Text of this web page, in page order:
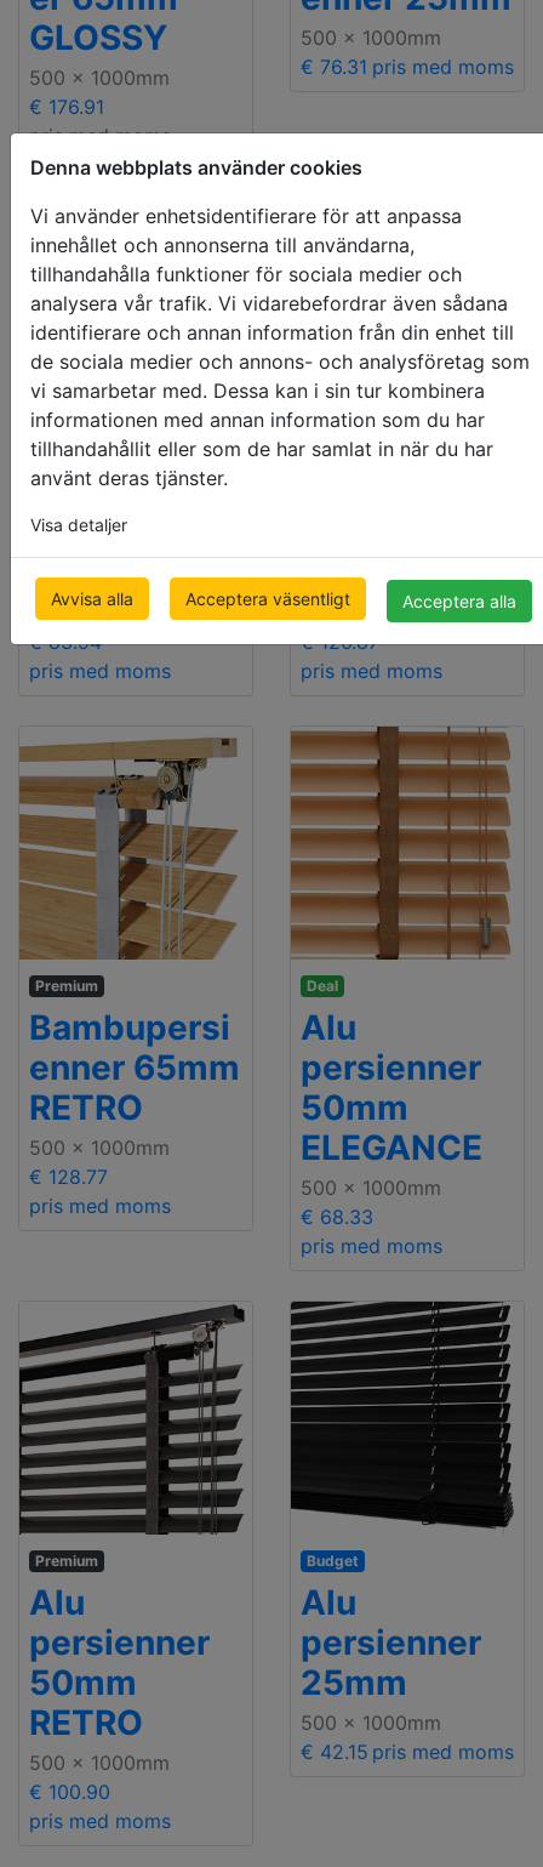
Denna webbplats använder cookies
Vi använder enhetsidentifierare för att anpassa
innehållet och annonserna till användarna,
tillhandahålla funktioner för sociala medier och
analysera vår trafik. Vi vidarebefordrar även sådana
identifierare och annan information från din enhet till
de sociala medier och annons- och analysföretag som
vi samarbetar med. Dessa kan i sin tur kombinera
informationen med annan information som du har
tillhandahållit eller som de har samlat in när du har
använt deras tjänster.
Visa detaljer
Avvisa alla Acceptera väsentligt Acceptera alla
GLOSSY
500 x 1000mm
€ 176.91
pris med moms
500 x 1000mm
€ 76.31 pris med moms
Bambupersi
enner 25mm
LUX
500 x 1000mm
€ 83.94
pris med moms
Premium
RETRO
500 x 1000mm
€ 126.87
pris med moms
Premium
Bambupersi
enner 65mm
RETRO
500 x 1000mm
€ 128.77
pris med moms
Deal
Alu
persienner
50mm
ELEGANCE
500 x 1000mm
€ 68.33
pris med moms
Premium
Alu
persienner
50mm
RETRO
500 x 1000mm
€ 100.90
pris med moms
Budget
Alu
persienner
25mm
500 x 1000mm
€ 42.15 pris med moms